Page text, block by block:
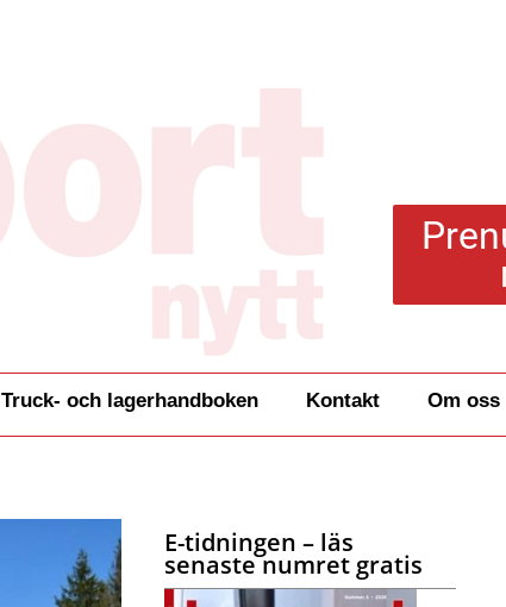
Truck- och lagerhandboken Kontakt Om oss
E-tidningen – läs
senaste numret gratis